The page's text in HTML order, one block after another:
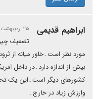
ابراهیم قدیمی ۲۵ اردیبهشت ۱۴۰۴ | ۲۳:۲۷
تضعیف
مورد نظر است۔خاور میانه از
بیش از اندازه دارد۔در داخل
کشورهای دیگر است۔این یک
وارزش زیاد در خارج۔